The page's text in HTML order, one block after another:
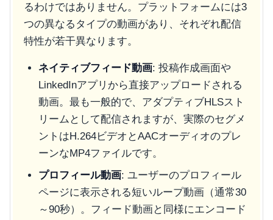
るわけではありません。プラットフォームには3
つの異なるタイプの動画があり、それぞれ配信
特性が若干異なります。
ネイティブフィード動画: 投稿作成画面や
LinkedInアプリから直接アップロードされる
動画。最も一般的で、アダプティブHLSスト
リームとして配信されますが、実際のセグメ
ントはH.264ビデオとAACオーディオのプレ
ーンなMP4ファイルです。
プロフィール動画: ユーザーのプロフィール
ページに表示される短いループ動画（通常30
～90秒）。フィード動画と同様にエンコード